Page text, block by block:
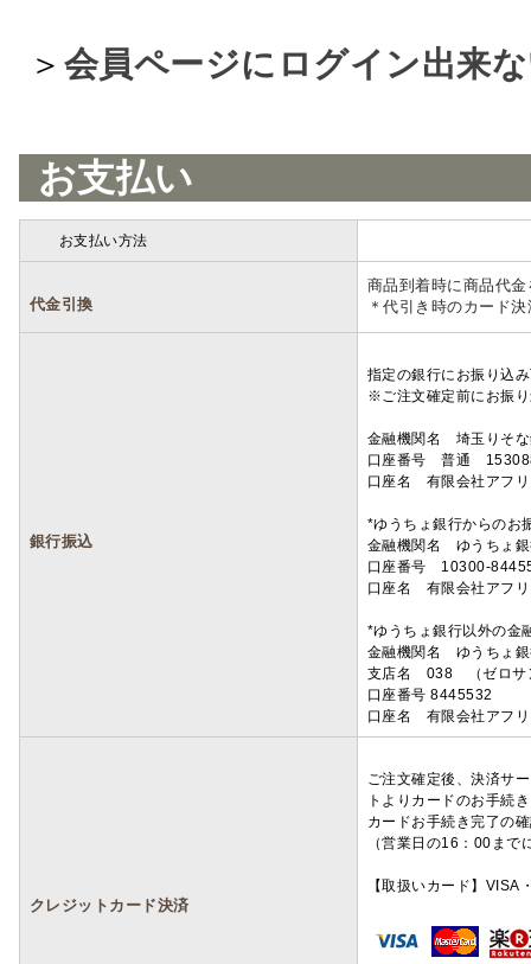
＞ 会員ページにログイン出来
お支払い
お支払い方法
代金引換
商品到着時に商品代
＊代引き時のカード
銀行振込
指定の銀行にお振り込
※ご注文確定前にお振
金融機関名 埼玉りそ
口座番号 普通
口座名 有限会社アフ
*ゆうちょ銀行からのお
金融機関名 ゆうちょ
口座番号 10300-
口座名 有限会社アフ
*ゆうちょ銀行以外の金
金融機関名 ゆうちょ
支店名 038 （ゼロサ
口座番号 8445532
口座名 有限会社アフ
クレジットカード決済
ご注文確定後、決済サ
トよりカードのお手続
カードお手続き完了の
（営業日の16：00ま
【取扱いカード】